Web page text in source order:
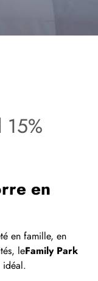
en
en famille, en
leFamily Park
idéal.